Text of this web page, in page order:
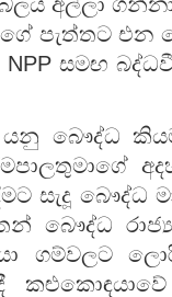
පැත්තට එන
සමඟ
බෞද්ධ
සැදූ බෞද්ධ
බෞද්ධ
ගම්වලට